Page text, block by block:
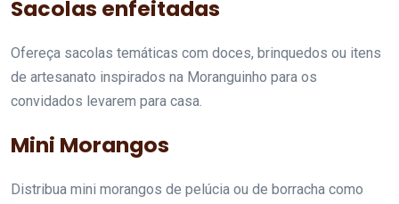
Sacolas enfeitadas
Ofereça sacolas temáticas com doces, brinquedos ou itens
de artesanato inspirados na Moranguinho para os
convidados levarem para casa.
Mini Morangos
Distribua mini morangos de pelúcia ou de borracha como